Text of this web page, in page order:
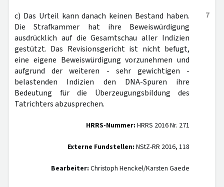
7
c) Das Urteil kann danach keinen Bestand haben.
Die Strafkammer hat ihre Beweiswürdigung
ausdrücklich auf die Gesamtschau aller Indizien
gestützt. Das Revisionsgericht ist nicht befugt,
eine eigene Beweiswürdigung vorzunehmen und
aufgrund der weiteren - sehr gewichtigen -
belastenden Indizien den DNA-Spuren ihre
Bedeutung für die Überzeugungsbildung des
Tatrichters abzusprechen.
HRRS-Nummer: HRRS 2016 Nr. 271
Externe Fundstellen: NStZ-RR 2016, 118
Bearbeiter: Christoph Henckel/Karsten Gaede